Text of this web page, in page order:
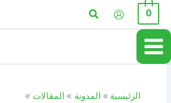
تخطي
المحتوى
0 البحث
الرئيسية المدونة
المقالات